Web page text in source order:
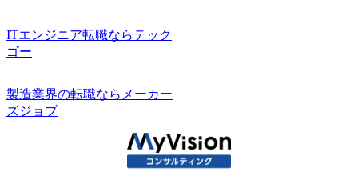
ITエンジニア転職ならテック
ゴー
製造業界の転職ならメーカー
ズジョブ